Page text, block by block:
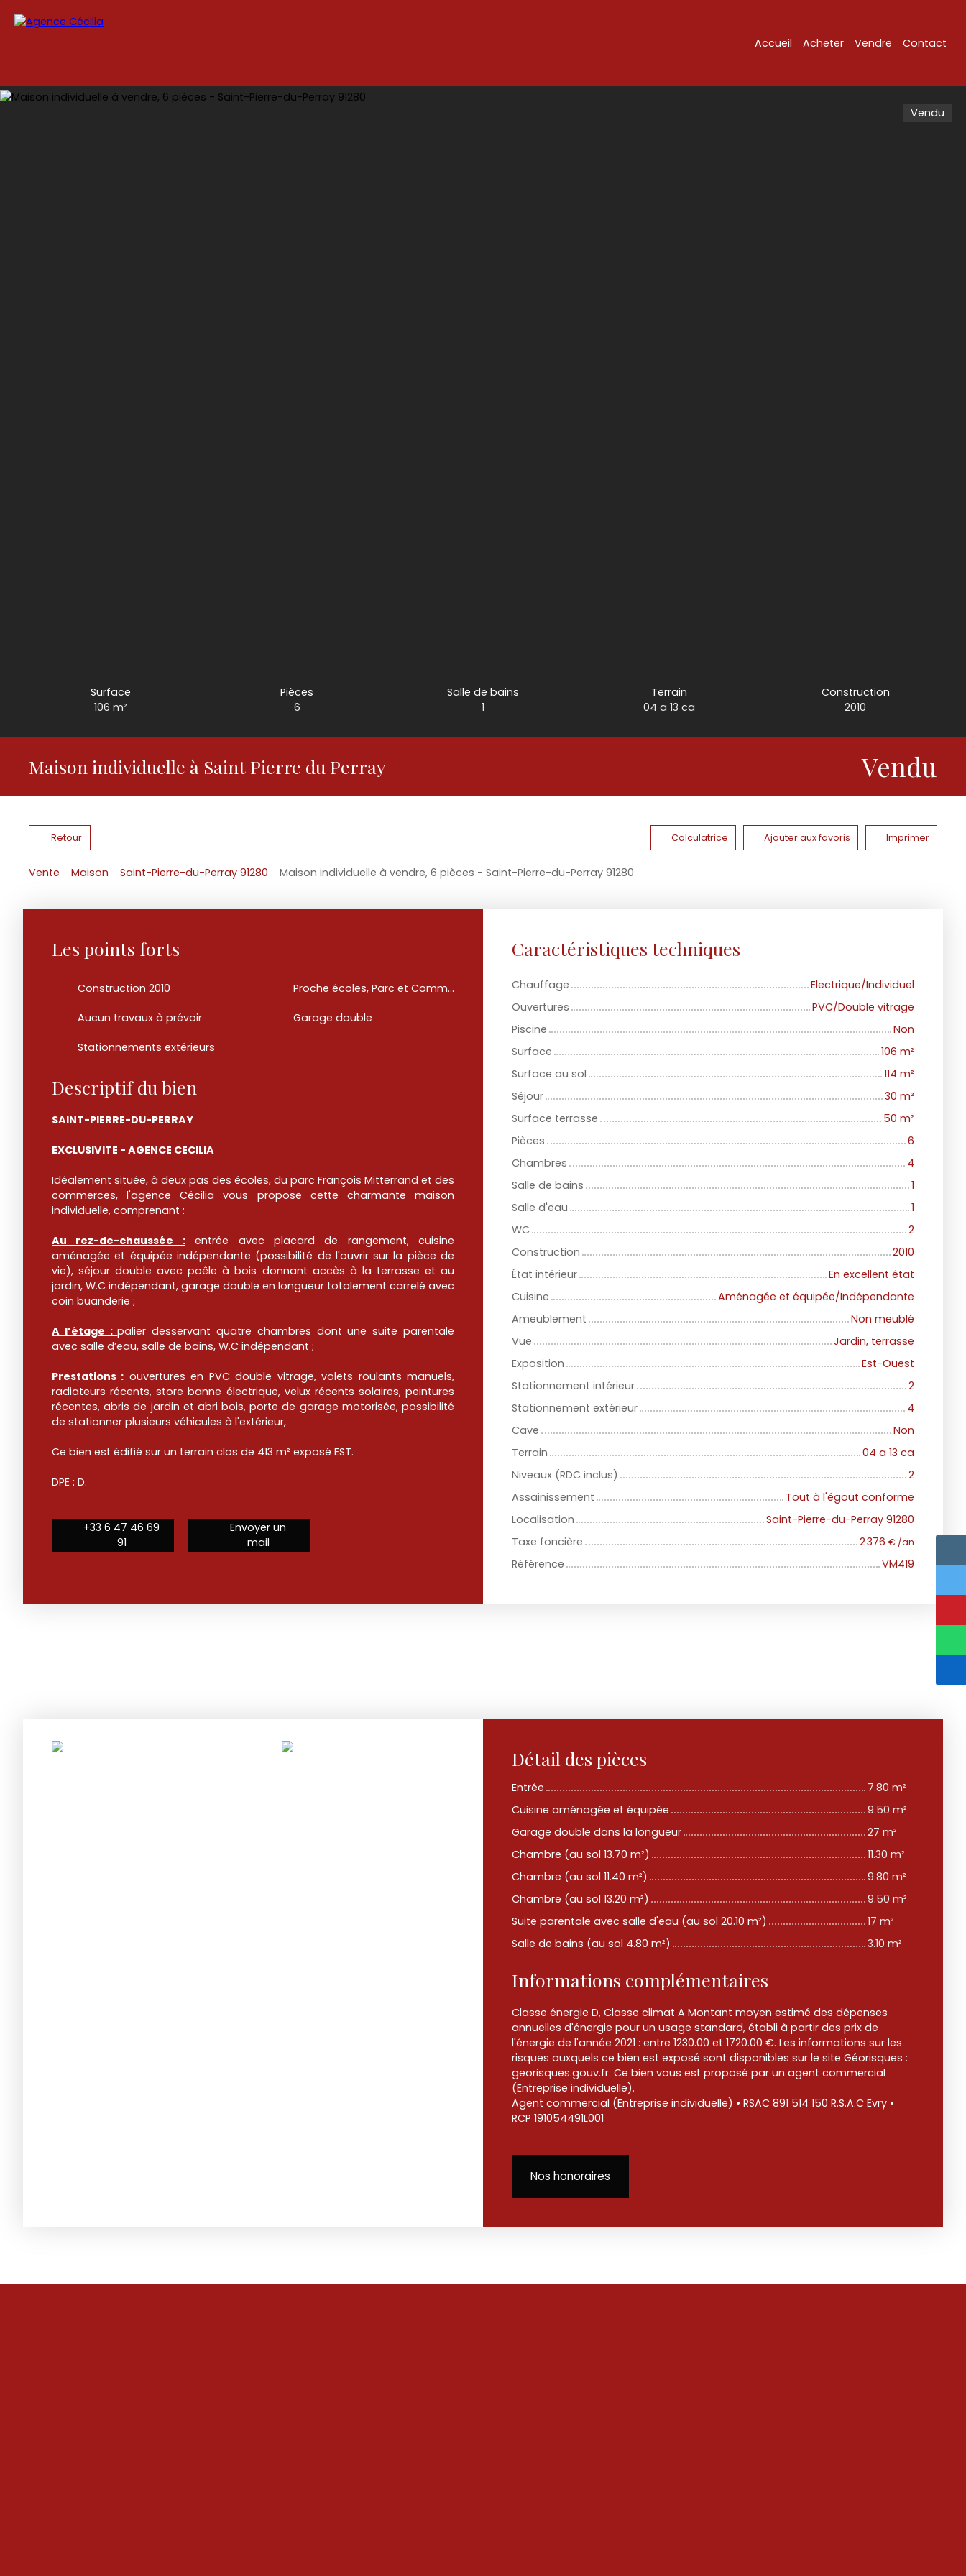
Accueil Acheter Vendre Contact
Vendu
Surface
106 m²
Pièces
6
Salle de bains
1
Terrain
04 a 13 ca
Construction
2010
Maison individuelle à Saint Pierre du Perray Vendu
Retour Calculatrice Ajouter aux favoris Imprimer
Vente Maison Saint-Pierre-du-Perray 91280 Maison individuelle à vendre, 6 pièces - Saint-Pierre-du-Perray 91280
Les points forts
Construction 2010 Proche écoles, Parc et Commerces
Aucun travaux à prévoir Garage double
Stationnements extérieurs
Descriptif du bien
SAINT-PIERRE-DU-PERRAY
EXCLUSIVITE - AGENCE CECILIA
Idéalement située, à deux pas des écoles, du parc François Mitterrand et des
commerces, l'agence Cécilia vous propose cette charmante maison
individuelle, comprenant :
Au rez-de-chaussée :entrée avec placard de rangement, cuisine
aménagée et équipée indépendante (possibilité de l'ouvrir sur la pièce de
vie), séjour double avec poêle à bois donnant accès à la terrasse et au
jardin, W.C indépendant, garage double en longueur totalement carrelé avec
coin buanderie ;
A l’étage :palier desservant quatre chambres dont une suite parentale
avec salle d’eau, salle de bains, W.C indépendant ;
Prestations : ouvertures en PVC double vitrage, volets roulants manuels,
radiateurs récents, store banne électrique, velux récents solaires, peintures
récentes, abris de jardin et abri bois, porte de garage motorisée, possibilité
de stationner plusieurs véhicules à l'extérieur,
Ce bien est édifié sur un terrain clos de 413 m² exposé EST.
DPE : D.
+33 6 47 46 69
91
Envoyer un
mail
Caractéristiques techniques
Chauffage
Electrique/Individuel
Ouvertures
PVC/Double vitrage
Piscine
Non
Surface
106 m²
Surface au sol
114 m²
Séjour
30 m²
Surface terrasse
50 m²
Pièces
6
Chambres
4
Salle de bains
1
Salle d'eau
1
WC
2
Construction
2010
État intérieur
En excellent état
Cuisine
Aménagée et équipée/Indépendante
Ameublement
Non meublé
Vue
Jardin, terrasse
Exposition
Est-Ouest
Stationnement intérieur
2
Stationnement extérieur
4
Cave
Non
Terrain
04 a 13 ca
Niveaux (RDC inclus)
2
Assainissement
Tout à l'égout conforme
Localisation
Saint-Pierre-du-Perray 91280
Taxe foncière
2 376 € /an
Référence VM419
Détail des pièces
Entrée
7.80 m²
Cuisine aménagée et équipée
9.50 m²
Garage double dans la longueur
27 m²
Chambre (au sol 13.70 m²)
11.30 m²
Chambre (au sol 11.40 m²)
9.80 m²
Chambre (au sol 13.20 m²)
9.50 m²
Suite parentale avec salle d'eau (au sol 20.10 m²)
17 m²
Salle de bains (au sol 4.80 m²)
3.10 m²
Informations complémentaires
Classe énergie D, Classe climat A Montant moyen estimé des dépenses
annuelles d'énergie pour un usage standard, établi à partir des prix de
l'énergie de l'année 2021 : entre 1230.00 et 1720.00 €. Les informations sur les
risques auxquels ce bien est exposé sont disponibles sur le site Géorisques :
georisques.gouv.fr. Ce bien vous est proposé par un agent commercial
(Entreprise individuelle).
Agent commercial (Entreprise individuelle) • RSAC 891 514 150 R.S.A.C Evry •
RCP 191054491L001
Nos honoraires